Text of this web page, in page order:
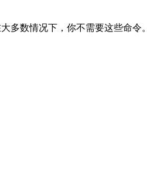
多数情况下，你不需要这些命令。